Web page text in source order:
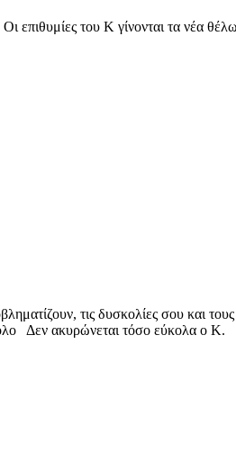
του Κ γίνονται τα νέα
τις δυσκολίες σου και
Δεν ακυρώνεται τόσο εύκολα ο Κ.